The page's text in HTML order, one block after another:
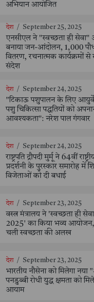
अभियान आयोजित
देश / September 25, 2025
एनसीएल ने "स्वच्छता ही सेवा"
बनाया जन-आंदोलन, 1,000
वितरण, रचनात्मक कार्यक्रमों से
संदेश
देश / September 24, 2025
"टिकाऊ पशुपालन के लिए
पशु चिकित्सा पद्धतियों को
आवश्यकता": नरेश पाल गंगवार
देश / September 24, 2025
राष्ट्रपति द्रौपदी मुर्मू ने 64वीं
प्रदर्शनी के पुरस्कार समारोह में
विजेताओं को दी बधाई
देश / September 23, 2025
वस्त्र मंत्रालय ने 'स्वच्छता ही
2025' का किया भव्य
चली स्वच्छता की अलख
देश / September 23, 2025
भारतीय नौसेना को मिलेगा नया
पनडुब्बी रोधी युद्ध क्षमता को
आयाम